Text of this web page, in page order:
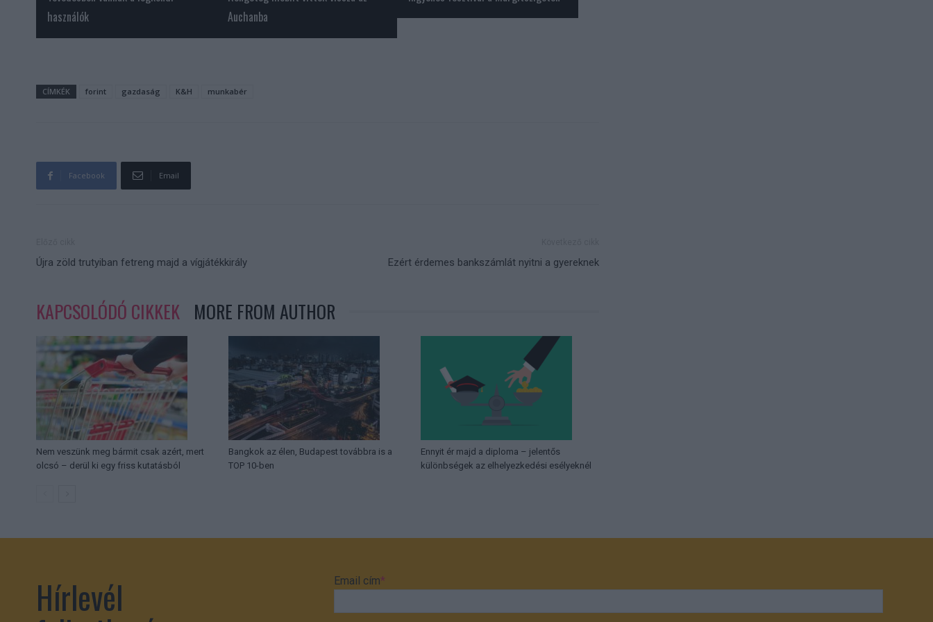
használók
Auchanba
CÍMKÉK forint gazdaság K&H munkabér
Facebook Email
Újra zöld trutyiban fetreng majd a vígjátékkirály Ezért érdemes bankszámlát nyitni a gyereknek
KAPCSOLÓDÓ CIKKEK MORE FROM AUTHOR
Nem veszünk meg bármit csak azért, mert
olcsó – derül ki egy friss kutatásból
Bangkok az élen, Budapest továbbra is a
TOP 10-ben
Ennyit ér majd a diploma – jelentős
különbségek az elhelyezkedési esélyeknél
Hírlevél Email cím*